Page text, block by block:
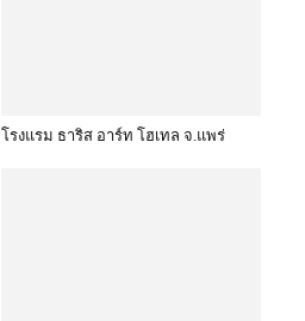
โรงแรม ธาริส อาร์ท โฮเทล จ.แพร่